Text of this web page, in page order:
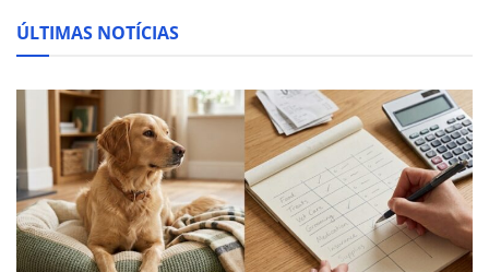
ÚLTIMAS NOTÍCIAS